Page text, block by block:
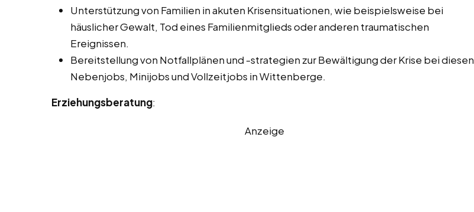
Unterstützung von Familien in akuten Krisensituationen, wie beispielsweise bei
häuslicher Gewalt, Tod eines Familienmitglieds oder anderen traumatischen
Ereignissen.
Bereitstellung von Notfallplänen und -strategien zur Bewältigung der Krise bei diesen
Nebenjobs, Minijobs und Vollzeitjobs in Wittenberge.
Erziehungsberatung:
Anzeige